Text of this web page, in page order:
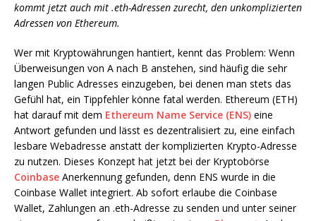
kommt jetzt auch mit .eth-Adressen zurecht, den unkomplizierten
Adressen von Ethereum.
Wer mit Kryptowährungen hantiert, kennt das Problem: Wenn
Überweisungen von A nach B anstehen, sind häufig die sehr
langen Public Adresses einzugeben, bei denen man stets das
Gefühl hat, ein Tippfehler könne fatal werden. Ethereum (ETH)
hat darauf mit dem Ethereum Name Service (ENS) eine
Antwort gefunden und lässt es dezentralisiert zu, eine einfach
lesbare Webadresse anstatt der komplizierten Krypto-Adresse
zu nutzen. Dieses Konzept hat jetzt bei der Kryptobörse
Coinbase Anerkennung gefunden, denn ENS wurde in die
Coinbase Wallet integriert. Ab sofort erlaube die Coinbase
Wallet, Zahlungen an .eth-Adresse zu senden und unter seiner